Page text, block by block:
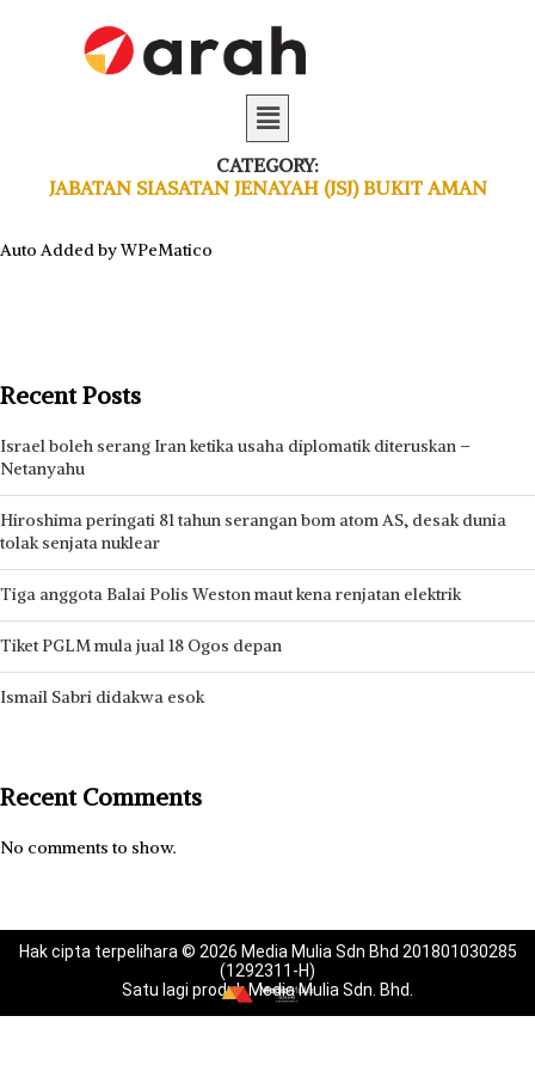
CATEGORY:
JABATAN SIASATAN JENAYAH (JSJ) BUKIT AMAN
Auto Added by WPeMatico
Recent Posts
Israel boleh serang Iran ketika usaha diplomatik diteruskan –
Netanyahu
Hiroshima peringati 81 tahun serangan bom atom AS, desak dunia
tolak senjata nuklear
Tiga anggota Balai Polis Weston maut kena renjatan elektrik
Tiket PGLM mula jual 18 Ogos depan
Ismail Sabri didakwa esok
Recent Comments
No comments to show.
Hak cipta terpelihara © 2026 Media Mulia Sdn Bhd 201801030285
(1292311-H)
Satu lagi produk Media Mulia Sdn. Bhd.